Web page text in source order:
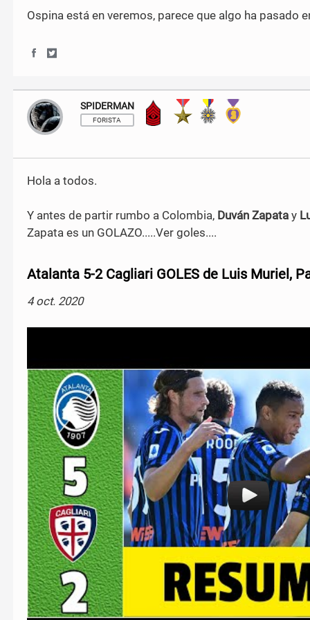
e
o
t
r
Ospina está en veremos, parece que algo ha pasado
S
e
o
n
a
e
o
k
S
e
o
n
w
t
r
SPIDERMAN
FORISTA
Sargento Mayor
Hola a todos.
Y antes de partir rumbo a Colombia, Duván Zapatay
Zapata es un GOLAZO.....Ver goles....
Atalanta 5-2 Cagliari GOLES de Luis Muriel,
4 oct. 2020